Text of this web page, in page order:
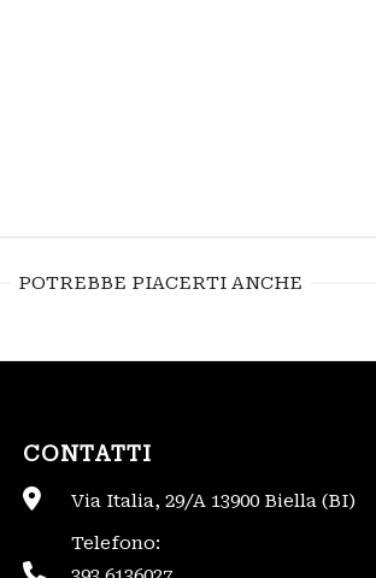
POTREBBE PIACERTI ANCHE
CONTATTI
Via Italia, 29/A 13900 Biella (BI)
Telefono: